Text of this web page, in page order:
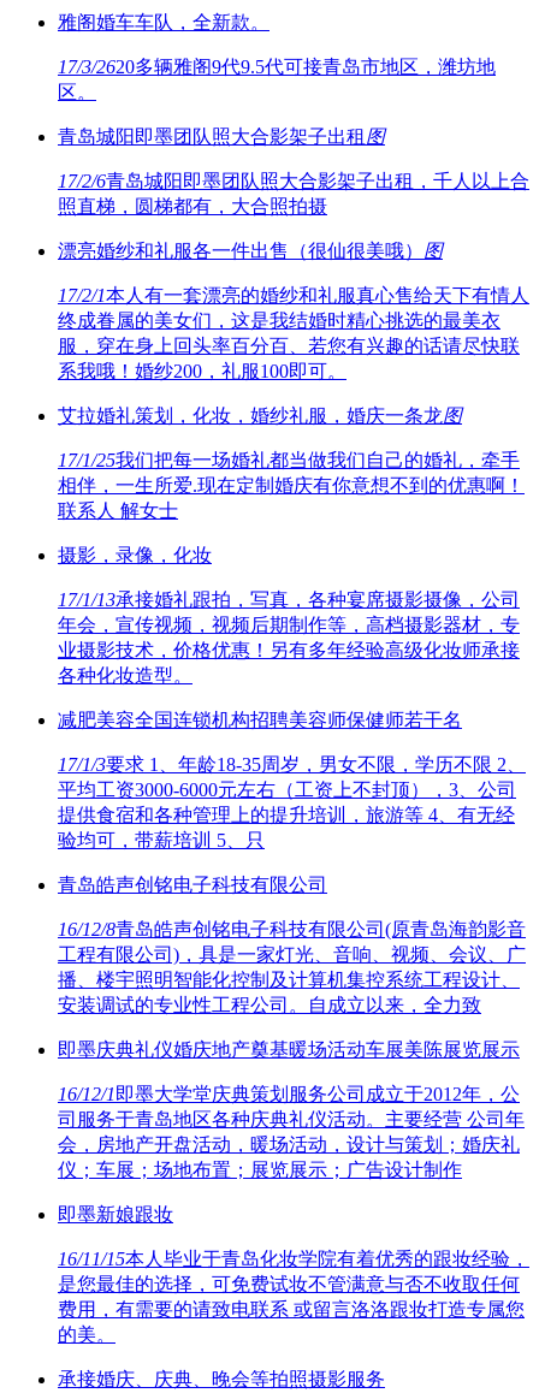
雅阁婚车车队，全新款。
17/3/2620多辆雅阁9代9.5代可接青岛市地区，潍坊地
区。
青岛城阳即墨团队照大合影架子出租 图
17/2/6青岛城阳即墨团队照大合影架子出租，千人以上合
照直梯，圆梯都有，大合照拍摄
漂亮婚纱和礼服各一件出售（很仙很美哦） 图
17/2/1本人有一套漂亮的婚纱和礼服真心售给天下有情人
终成眷属的美女们，这是我结婚时精心挑选的最美衣
服，穿在身上回头率百分百、若您有兴趣的话请尽快联
系我哦！婚纱200，礼服100即可。
艾拉婚礼策划，化妆，婚纱礼服，婚庆一条龙图
17/1/25我们把每一场婚礼都当做我们自己的婚礼，牵手
相伴，一生所爱.现在定制婚庆有你意想不到的优惠啊！
联系人 解女士
摄影，录像，化妆
17/1/13承接婚礼跟拍，写真，各种宴席摄影摄像，公司
年会，宣传视频，视频后期制作等，高档摄影器材，专
业摄影技术，价格优惠！另有多年经验高级化妆师承接
各种化妆造型。
减肥美容全国连锁机构招聘美容师保健师若干名
17/1/3要求 1、年龄18-35周岁，男女不限，学历不限 2、
平均工资3000-6000元左右（工资上不封顶），3、公司
提供食宿和各种管理上的提升培训，旅游等 4、有无经
验均可，带薪培训 5、只
青岛皓声创铭电子科技有限公司
16/12/8青岛皓声创铭电子科技有限公司(原青岛海韵影音
工程有限公司)，具是一家灯光、音响、视频、会议、广
播、楼宇照明智能化控制及计算机集控系统工程设计、
安装调试的专业性工程公司。自成立以来，全力致
即墨庆典礼仪婚庆地产奠基暖场活动车展美陈展览展示
16/12/1 即墨大学堂庆典策划服务公司成立于2012年，公
司服务于青岛地区各种庆典礼仪活动。主要经营 公司年
会，房地产开盘活动，暖场活动，设计与策划；婚庆礼
仪；车展；场地布置；展览展示；广告设计制作
即墨新娘跟妆
16/11/15本人毕业于青岛化妆学院有着优秀的跟妆经验，
是您最佳的选择，可免费试妆不管满意与否不收取任何
费用，有需要的请致电联系 或留言洛洛跟妆打造专属您
的美。
承接婚庆、庆典、晚会等拍照摄影服务